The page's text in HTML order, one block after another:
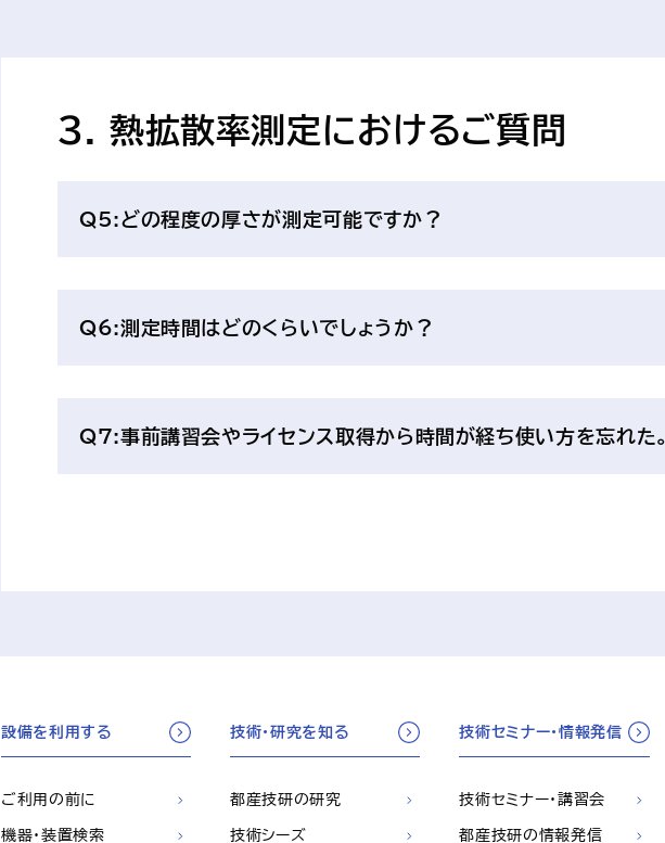
3. 熱拡散率測定におけるご質問
Q5:どの程度の厚さが測定可能ですか？
Q6:測定時間はどのくらいでしょうか？
Q7:事前講習会やライセンス取得から時間が経ち使い方を忘れた。
設備を利用する
ご利用の前に
機器・装置検索
技術・研究を知る
都産技研の研究
技術シーズ
技術セミナー・情報発信
技術セミナー・講習会
都産技研の情報発信